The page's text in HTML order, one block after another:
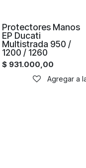
a la lista de deseos
Agregar a la
Protectores Manos
EP Ducati
Multistrada 950 /
1200 / 1260
$ 931.000,00
Agregar a